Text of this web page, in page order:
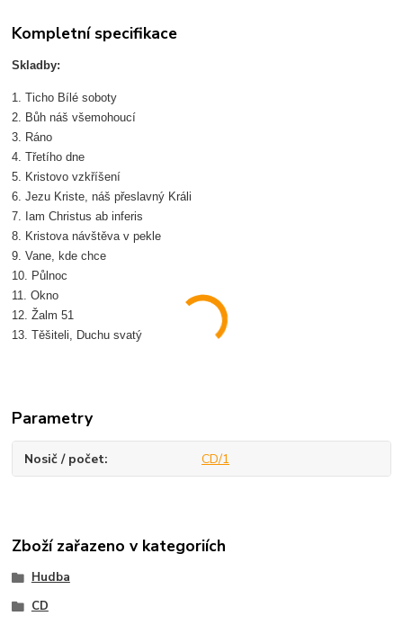
Kompletní specifikace
Skladby:
1. Ticho Bílé soboty
2. Bůh náš všemohoucí
3. Ráno
4. Třetího dne
5. Kristovo vzkříšení
6. Jezu Kriste, náš přeslavný Králi
7. Iam Christus ab inferis
8. Kristova návštěva v pekle
9. Vane, kde chce
10. Půlnoc
11. Okno
12. Žalm 51
13. Těšiteli, Duchu svatý
Parametry
Nosič / počet CD/1
Zboží zařazeno v kategoriích
Hudba
CD